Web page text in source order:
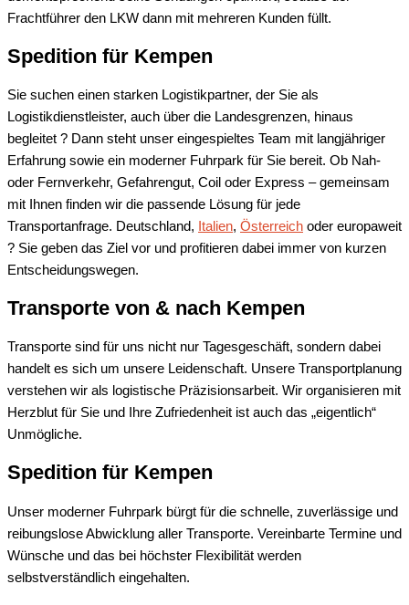
Frachtführer den LKW dann mit mehreren Kunden füllt.
Spedition für Kempen
Sie suchen einen starken Logistikpartner, der Sie als
Logistikdienstleister, auch über die Landesgrenzen, hinaus
begleitet ? Dann steht unser eingespieltes Team mit langjähriger
Erfahrung sowie ein moderner Fuhrpark für Sie bereit. Ob Nah-
oder Fernverkehr, Gefahrengut, Coil oder Express – gemeinsam
mit Ihnen finden wir die passende Lösung für jede
Transportanfrage. Deutschland, Italien, Österreich oder europaweit
? Sie geben das Ziel vor und profitieren dabei immer von kurzen
Entscheidungswegen.
Transporte von & nach Kempen
Transporte sind für uns nicht nur Tagesgeschäft, sondern dabei
handelt es sich um unsere Leidenschaft. Unsere Transportplanung
verstehen wir als logistische Präzisionsarbeit. Wir organisieren mit
Herzblut für Sie und Ihre Zufriedenheit ist auch das „eigentlich“
Unmögliche.
Spedition für Kempen
Unser moderner Fuhrpark bürgt für die schnelle, zuverlässige und
reibungslose Abwicklung aller Transporte. Vereinbarte Termine und
Wünsche und das bei höchster Flexibilität werden
selbstverständlich eingehalten.